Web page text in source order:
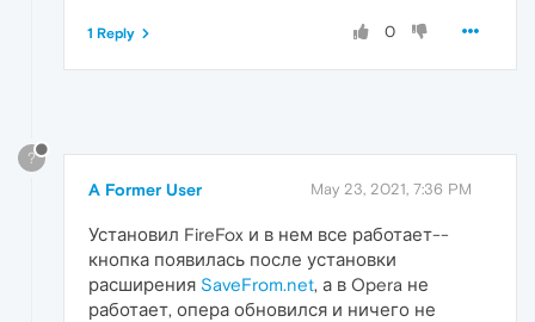
0
1 Reply
?
A Former User May 23, 2021, 7:36 PM
Установил FireFox и в нем все работает--
кнопка появилась после установки
расширения SaveFrom.net, а в Opera не
работает, опера обновился и ничего не